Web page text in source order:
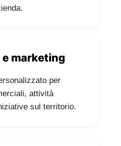
marketing
per
attività
sul territorio.